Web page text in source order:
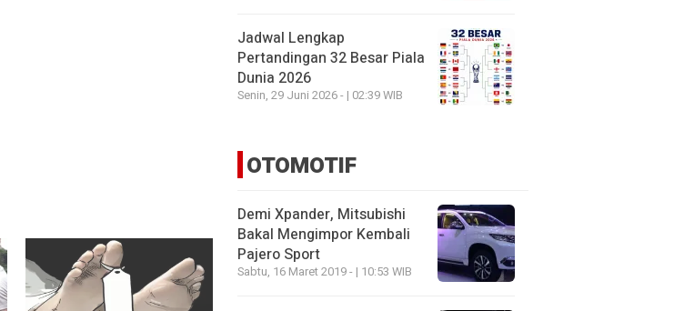
Jadwal Lengkap
Pertandingan 32 Besar Piala
Dunia 2026
Senin, 29 Juni 2026 - | 02:39 WIB
OTOMOTIF
Demi Xpander, Mitsubishi
Bakal Mengimpor Kembali
Pajero Sport
Sabtu, 16 Maret 2019 - | 10:53 WIB